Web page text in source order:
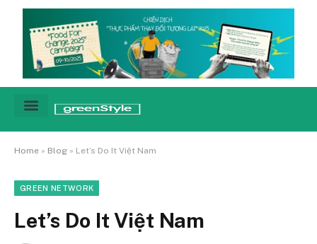
Home » Blog » Let’s Do It Việt Nam
GREEN NETWORK
Let’s Do It Việt Nam